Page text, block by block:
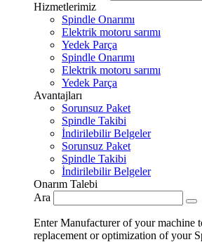
Hizmetlerimiz
Spindle Onarımı
Elektrik motoru sarımı
Yedek Parça
Spindle Onarımı
Elektrik motoru sarımı
Yedek Parça
Avantajları
Sorunsuz Paket
Spindle Takibi
İndirilebilir Belgeler
Sorunsuz Paket
Spindle Takibi
İndirilebilir Belgeler
Onarım Talebi
Ara
Enter Manufacturer of your machine
replacement or optimization of your